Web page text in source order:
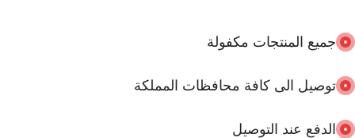
جميع المنتجات مكفولة
توصيل الى كافة محافظات المملكة
الدفع عند التوصيل